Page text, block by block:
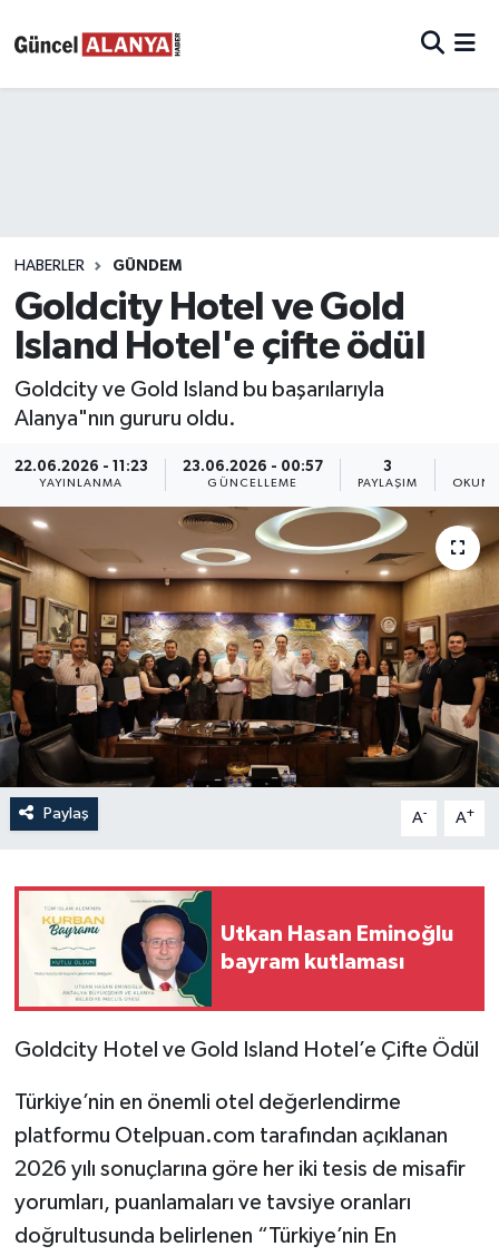
HABERLER GÜNDEM
Goldcity Hotel ve Gold
Island Hotel'e çifte ödül
Goldcity ve Gold Island bu başarılarıyla
Alanya"nın gururu oldu.
22.06.2026 - 11:23
YAYINLANMA
23.06.2026 - 00:57
GÜNCELLEME
3
PAYLAŞIM
Paylaş A- A+
Utkan Hasan Eminoğlu
bayram kutlaması
Goldcity Hotel ve Gold Island Hotel’e Çifte Ödül
Türkiye’nin en önemli otel değerlendirme
platformu Otelpuan.com tarafından açıklanan
2026 yılı sonuçlarına göre her iki tesis de misafir
yorumları, puanlamaları ve tavsiye oranları
doğrultusunda belirlenen “Türkiye’nin En